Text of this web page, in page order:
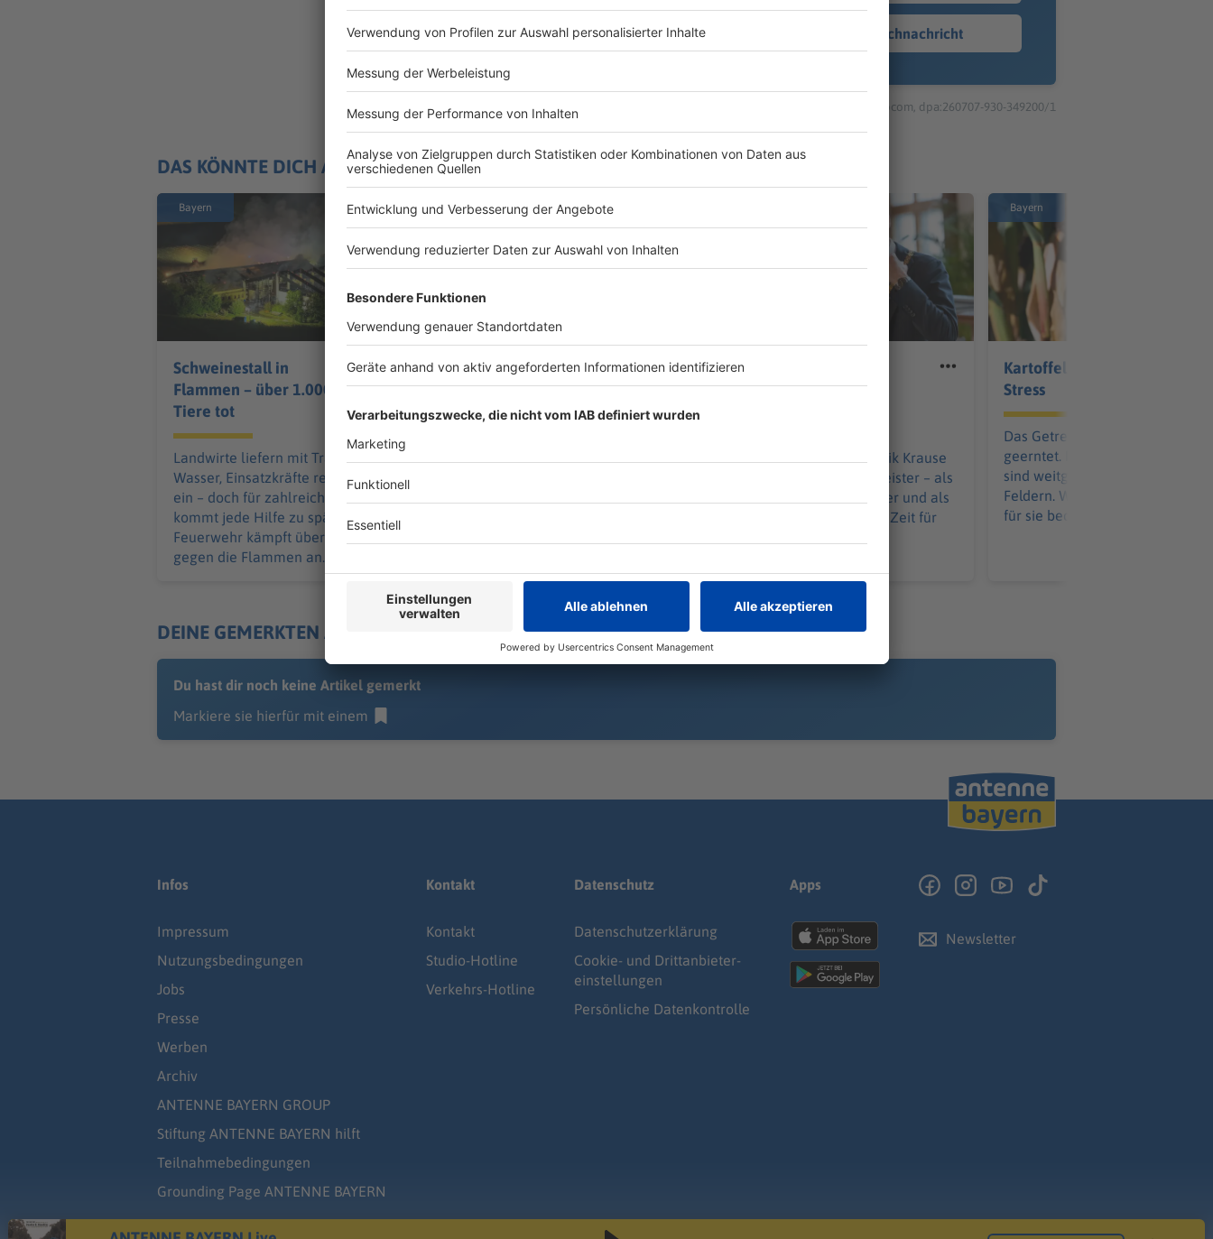
Sprachnachricht
© dpa-infocom, dpa:260707-930-349200/1
DAS KÖNNTE DICH AUCH INTERESSIEREN
Bayern
Schweinestall in
Flammen – über 1.000
Tiere tot
Landwirte liefern mit Traktoren
Wasser, Einsatzkräfte reißen Wände
ein – doch für zahlreiche Schweine
kommt jede Hilfe zu spät. Die
Feuerwehr kämpft über Stunden
gegen die Flammen an.
Bayern
Mit diesen
Temperaturen geht
Bayern ins Wochenende
100 Tage Krause: Was
Münchens OB bislang
Seit dem 1. Mai ist Dominik Krause
Münchner Oberbürgermeister – als
zweitjüngster Amtsinhaber und als
erster Grüner überhaupt. Zeit für
Bayern
Kartoffeln und Mais im
Stress
Das Getreide ist in Bayern meist
geerntet. Doch Kartoffeln und
sind weitgehend noch auf den
Feldern. Was Trockenheit und
für sie bedeutet.
DEINE GEMERKTEN ARTIKEL
Du hast dir noch keine Artikel gemerkt
Markiere sie hierfür mit einem
Infos
Impressum
Nutzungsbedingungen
Jobs
Presse
Werben
Archiv
ANTENNE BAYERN GROUP
Stiftung ANTENNE BAYERN hilft
Teilnahmebedingungen
Grounding Page ANTENNE BAYERN
Kontakt
Kontakt
Studio-Hotline
Verkehrs-Hotline
Datenschutz
Datenschutz­erklärung
Cookie- und Drittanbieter-
einstellungen
Persönliche Datenkontrolle
Apps
Newsletter